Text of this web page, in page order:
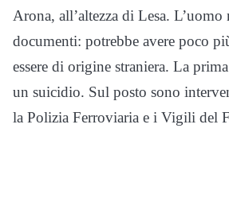
Arona, all’altezza di Lesa. L’uomo
documenti: potrebbe avere poco
essere di origine straniera. La
un suicidio. Sul posto sono
la Polizia Ferroviaria e i Vigili del